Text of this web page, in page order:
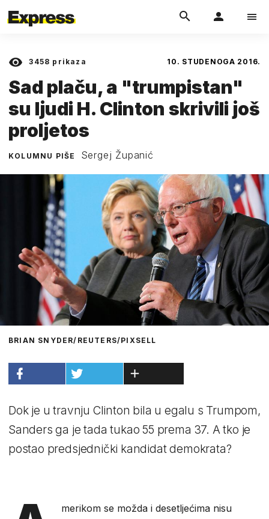
3458 prikaza 10. STUDENOGA 2016.
Sad plaču, a "trumpistan"
su ljudi H. Clinton skrivili još
proljetos
KOLUMNU PIŠE Sergej Županić
BRIAN SNYDER/REUTERS/PIXSELL
Dok je u travnju Clinton bila u egalu s Trumpom,
Sanders ga je tada tukao 55 prema 37. A tko je
postao predsjednički kandidat demokrata?
merikom se možda i desetljećima nisu